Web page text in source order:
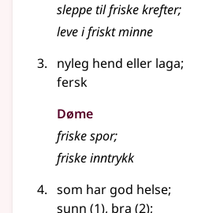
sleppe til friske krefter;
leve i friskt minne
nyleg hend eller laga;
fersk
Døme
friske spor;
friske inntrykk
som har god helse;
sunn (1), bra (2);